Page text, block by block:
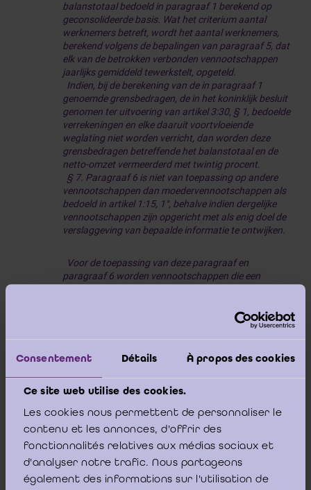
Consentement Détails À propos des cookies
Ce site web utilise des cookies.
Les cookies nous permettent de personnaliser le
contenu et les annonces, d'offrir des
fonctionnalités relatives aux médias sociaux et
d'analyser notre trafic. Nous partageons
également des informations sur l'utilisation de
balanstotaal bedoeld in paragraaf 1 berekend op
geconsolideerde basis. Wat het criterium aantal
werknemers betreft, wordt het aantal werknemers,
berekend volgens de bepalingen van paragraaf 5, dat
elk van de betrokken verbonden vennootschappen
jaarlijks gemiddeld tewerkstelt, opgeteld.
Indien, bij de berekening van de in paragraaf 1
genoemde grensbedragen, de in het koninklijk besluit
genomen ter uitvoering van artikel 3:30, § 1, bedoelde
verrekeningen en elke daaruit voortvloeiende
weglating niet worden verricht, dan worden deze
grensbedragen betreffende het balanstotaal en de
netto-omzet vermeerderd met twintig procent.
§ 7. Paragraaf 6 is niet van toepassing op andere
vennootschappen dan moedervennootschappen als
bedoeld in artikel 1:15, 1°, behalve indien dergelijke
vennootschappen zijn opgericht met als enig doel de
verslaggeving van bepaalde informatie te ontwijken.
Voor de toepassing van deze paragraaf en
paragraaf 6 worden vennootschappen die een
In haar advies 2022/03 van 19 januari 2022 [4]
de Commissie voor Boekhoudkundige Normen meer
uitleg over hoe deze beoordeling op geconsolideerde
basis moet gebeuren.
Wat debeoordelingsdatum betreft, volgt uit